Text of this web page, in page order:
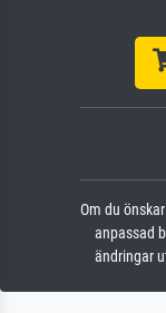
Om du
anpassad
ändringar